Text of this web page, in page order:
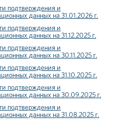
подтверждения и
данных на 31.01.2026 г.
подтверждения и
данных на 31.12.2025 г.
подтверждения и
данных на 30.11.2025 г.
подтверждения и
данных на 31.10.2025 г.
подтверждения и
данных на 30.09.2025 г.
подтверждения и
данных на 31.08.2025 г.